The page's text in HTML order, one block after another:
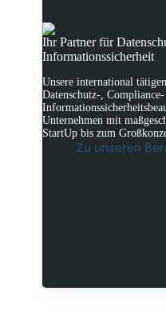
Ihr Partner für
Informationssicherheit
Unsere international
Datenschutz-,
Unternehmen mit
StartUp bis zum
Zu unseren